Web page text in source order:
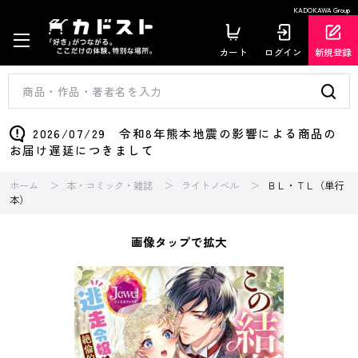
KADOKAWA Group
カート ログイン 新規登録
2026/07/29 令和8年熊本地震の影響による商品の
お届け遅延につきまして
ホーム 本・コミック・雑誌 ライトノベル
ＢＬ・ＴＬ（単行
本）
画像タップで拡大